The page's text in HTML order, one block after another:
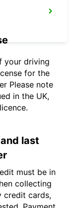
your driving
for the
Please note
in the UK,
last
must be in
collecting
credit cards,